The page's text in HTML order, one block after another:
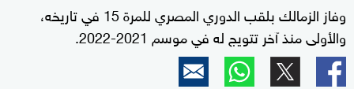
وفاز الزمالك بلقب الدوري المصري للمرة 15 في تاريخه،
والأولى منذ آخر تتويج له في موسم 2021-2022.